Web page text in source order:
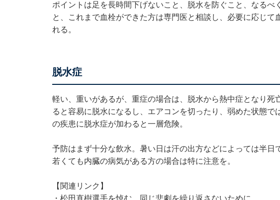
ポイントは足を長時間下げないこと、脱水を防ぐこと、なるべ
と、これまで血栓ができた方は専門医と相談し、必要に応じて
れる。
脱水症
軽い、重いがあるが、重症の場合は、脱水から熱中症となり死
ると容易に脱水になるし、エアコンを切ったり、弱めた状態
の疾患に脱水症が加わると一層危険。
予防はまず十分な飲水。暑い日は汗の出方などによっては半日
若くても内臓の病気がある方の場合は特に注意を。
【関連リンク】